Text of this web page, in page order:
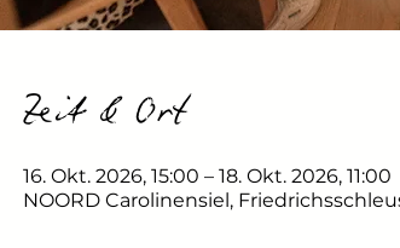
Zeit & Ort
16. Okt. 2026, 15:00 – 18. Okt. 2026, 11:00
NOORD Carolinensiel,